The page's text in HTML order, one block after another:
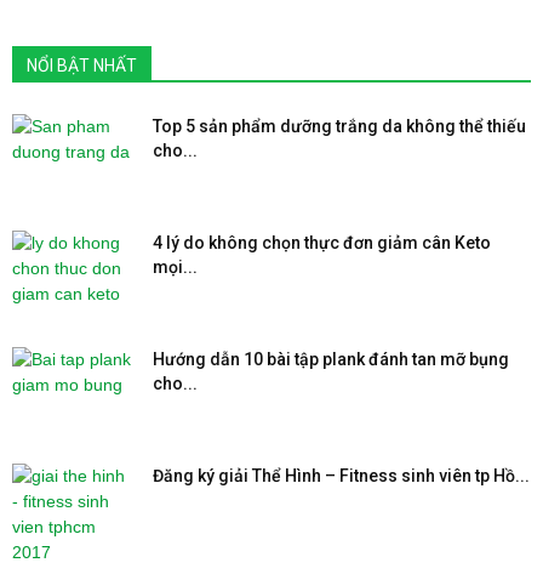
NỔI BẬT NHẤT
Top 5 sản phẩm dưỡng trắng da không thể thiếu
cho...
4 lý do không chọn thực đơn giảm cân Keto
mọi...
Hướng dẫn 10 bài tập plank đánh tan mỡ bụng
cho...
Đăng ký giải Thể Hình – Fitness sinh viên tp Hồ...